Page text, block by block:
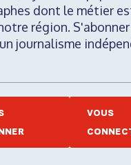
dont le métier
région.
journalisme
VOUS